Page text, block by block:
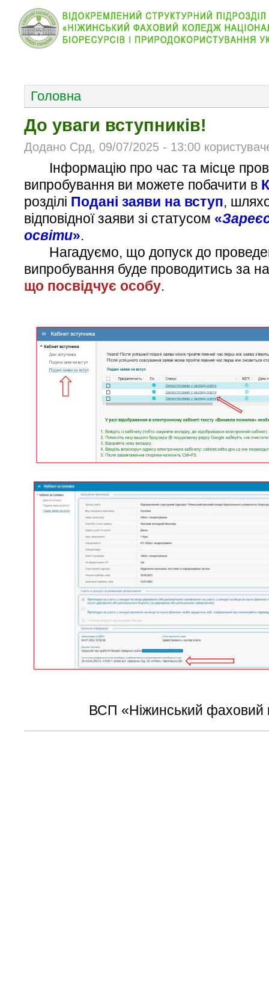
Головна
До уваги вступників!
Додано Срд, 09/07/2025 - 13:00
Інформацію про час та місце
випробування ви можете побачити в
розділі Подані заяви на вступ,
відповідної заяви зі статусом «
освіти».
Нагадуємо, що допуск до
випробування буде проводитись за
що посвідчує особу.
ВСП «Ніжинський фаховий